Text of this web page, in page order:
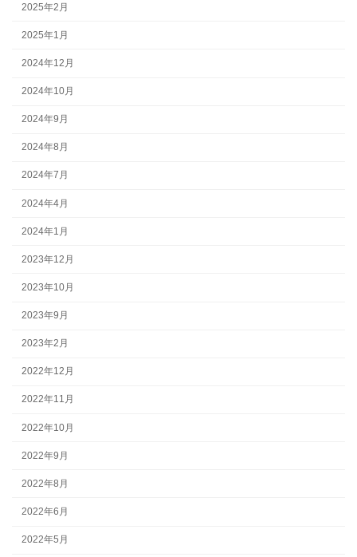
2025年2月
2025年1月
2024年12月
2024年10月
2024年9月
2024年8月
2024年7月
2024年4月
2024年1月
2023年12月
2023年10月
2023年9月
2023年2月
2022年12月
2022年11月
2022年10月
2022年9月
2022年8月
2022年6月
2022年5月